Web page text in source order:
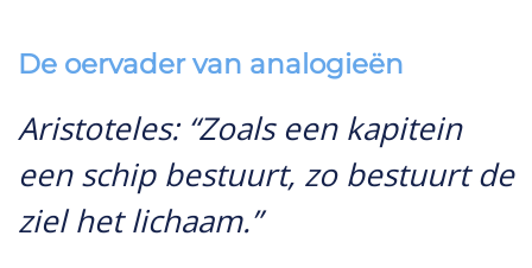
De oervader van analogieën
Aristoteles: “Zoals een kapitein
een schip bestuurt, zo bestuurt de
ziel het lichaam.”